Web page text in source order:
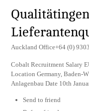
Auckland Office+64 (0)
Cobalt Recruitment Salary
Location Germany, Baden-
Anlagenbau Date 10th
Send to friend